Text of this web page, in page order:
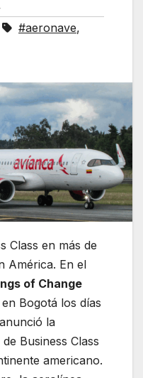
#aeronave,
Class en más de
América. En el
of Change
Bogotá los días
anunció la
Business Class
americano.